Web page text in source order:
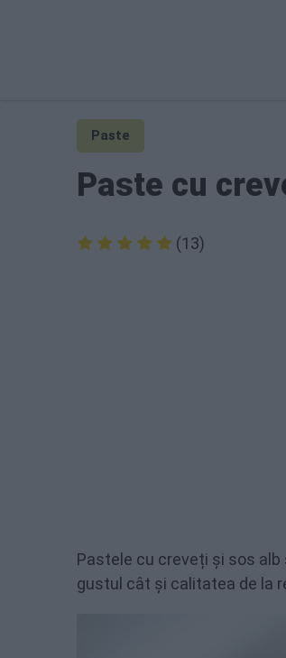
Paste
Paste cu
(13)
Pastele cu creveți și sos
gustul cât și calitatea de la